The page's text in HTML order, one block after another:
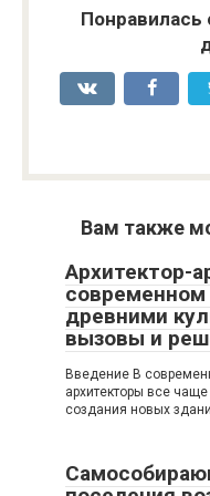
Понравилась
Вам также
Архитектор-
современном
древними
вызовы и
Введение В
архитекторы все
создания новых